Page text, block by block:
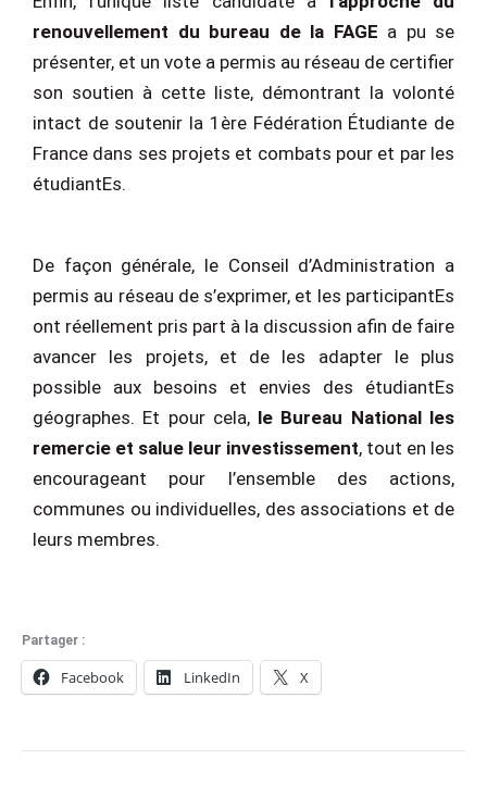
renouvellement du bureau de la FAGE a pu se
présenter, et un vote a permis au réseau de certifier
son soutien à cette liste, démontrant la volonté
intact de soutenir la 1ère Fédération Étudiante de
France dans ses projets et combats pour et par les
étudiantEs.
De façon générale, le Conseil d’Administration a
permis au réseau de s’exprimer, et les participantEs
ont réellement pris part à la discussion afin de faire
avancer les projets, et de les adapter le plus
possible aux besoins et envies des étudiantEs
géographes. Et pour cela,le Bureau National les
remercie et salue leur investissement, tout en les
encourageant pour l’ensemble des actions,
communes ou individuelles, des associations et de
leurs membres.
Partager :
Facebook LinkedIn X